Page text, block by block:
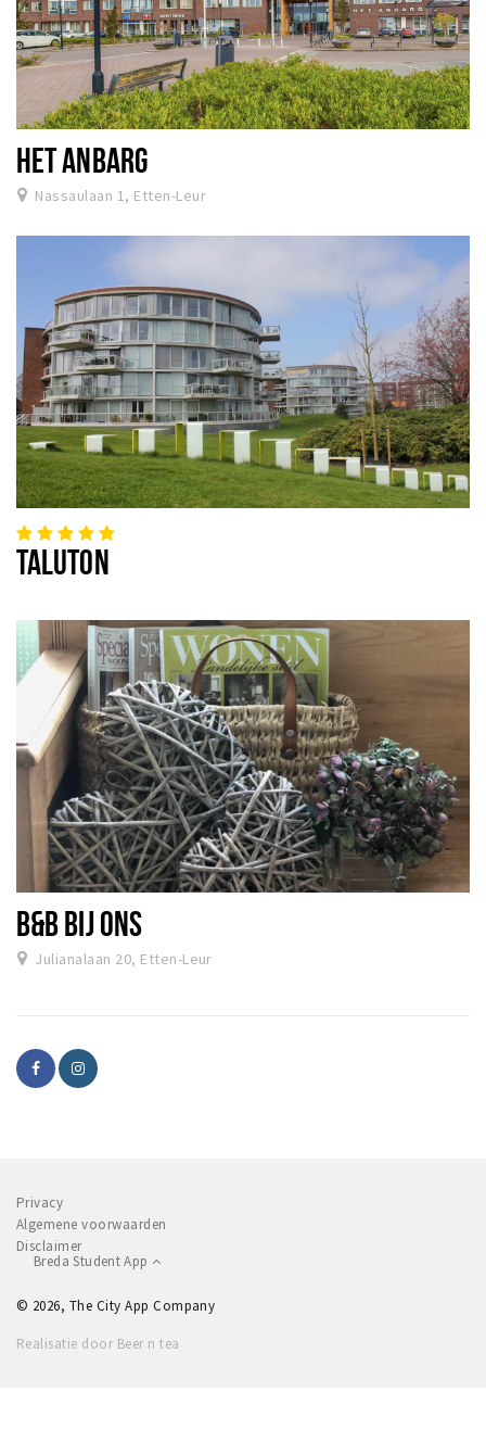
HET ANBARG
Nassaulaan 1, Etten-Leur
TALUTON
B&B BIJ ONS
Julianalaan 20, Etten-Leur
Privacy
Algemene voorwaarden
Disclaimer
Breda Student App
© 2026, The City App Company
Realisatie door Beer n tea